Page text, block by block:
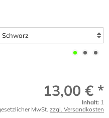
13,00 € *
Inhalt: 1
MwSt. zzgl. Versandkosten